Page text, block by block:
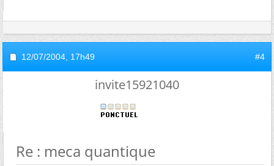
12/07/2004, 17h49 #4
invite15921040
Re : meca quantique